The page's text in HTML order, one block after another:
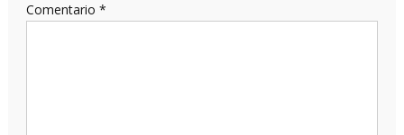
Comentario *